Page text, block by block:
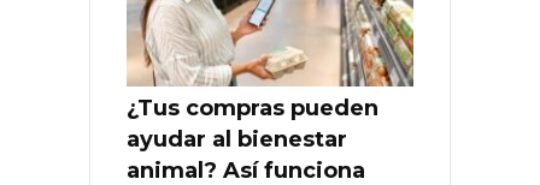
¿Tus compras pueden
ayudar al bienestar
animal? Así funciona